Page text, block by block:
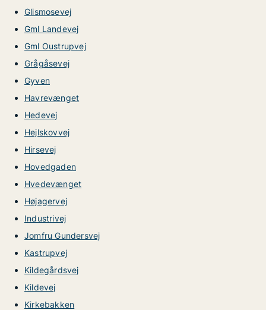
Glismosevej
Gml Landevej
Gml Oustrupvej
Grågåsevej
Gyven
Havrevænget
Hedevej
Hejlskovvej
Hirsevej
Hovedgaden
Hvedevænget
Højagervej
Industrivej
Jomfru Gundersvej
Kastrupvej
Kildegårdsvej
Kildevej
Kirkebakken